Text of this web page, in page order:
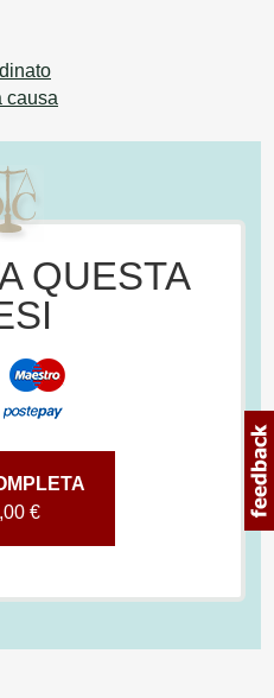
causa
QUESTA
€